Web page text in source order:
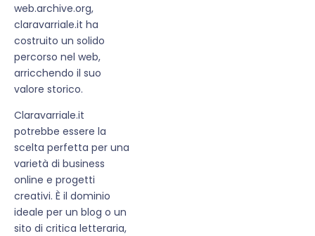
web.archive.org,
claravarriale.it ha
costruito un solido
percorso nel web,
arricchendo il suo
valore storico.
Claravarriale.it
potrebbe essere la
scelta perfetta per una
varietà di business
online e progetti
creativi. È il dominio
ideale per un blog o un
sito di critica letteraria,